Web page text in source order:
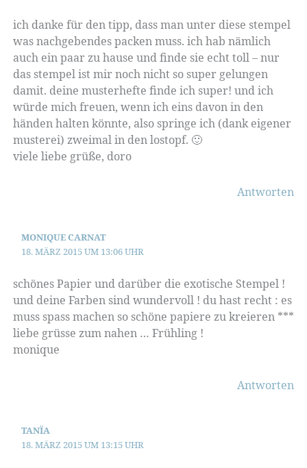
ich danke für den tipp, dass man unter diese stempel
was nachgebendes packen muss. ich hab nämlich
auch ein paar zu hause und finde sie echt toll – nur
das stempel ist mir noch nicht so super gelungen
damit. deine musterhefte finde ich super! und ich
würde mich freuen, wenn ich eins davon in den
händen halten könnte, also springe ich (dank eigener
musterei) zweimal in den lostopf. 🙂
viele liebe grüße, doro
Antworten
MONIQUE CARNAT
18. MÄRZ 2015 UM 13:06 UHR
schönes Papier und darüber die exotische Stempel !
und deine Farben sind wundervoll ! du hast recht : es
muss spass machen so schöne papiere zu kreieren ***
liebe grüsse zum nahen … Frühling !
monique
Antworten
TANÏA
18. MÄRZ 2015 UM 13:15 UHR